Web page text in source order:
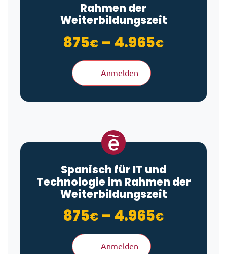
Rahmen der
Weiterbildungszeit
875€ – 4.965€
Anmelden
Spanisch für IT und
Technologie im Rahmen der
Weiterbildungszeit
875€ – 4.965€
Anmelden